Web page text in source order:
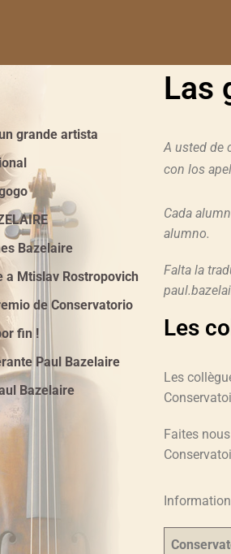
grande artista
Bazelaire
a Mtislav Rostropovich
de Conservatorio
fin !
Paul Bazelaire
Bazelaire
Las
A usted de
con los
Cada
alumno.
Falta la
Les
Les
Faites